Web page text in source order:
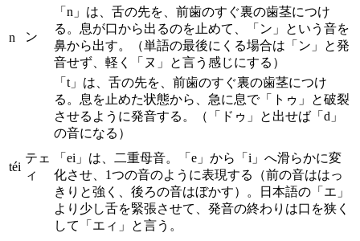
n ン
「n」は、舌の先を、前歯のすぐ裏の歯茎につけ
る。息が口から出るのを止めて、「ン」という音を
鼻から出す。（単語の最後にくる場合は「ン」と発
音せず、軽く「ヌ」と言う感じにする）
téi
テェ
ィ
「t」は、舌の先を、前歯のすぐ裏の歯茎につけ
る。息を止めた状態から、急に息で「トゥ」と破裂
させるように発音する。（「ドゥ」と出せば「d」
の音になる）
「ei」は、二重母音。「e」から「i」へ滑らかに変
化させ、1つの音のように表現する（前の音ははっ
きりと強く、後ろの音はぼかす）。日本語の「エ」
より少し舌を緊張させて、発音の終わりは口を狭く
して「エィ」と言う。